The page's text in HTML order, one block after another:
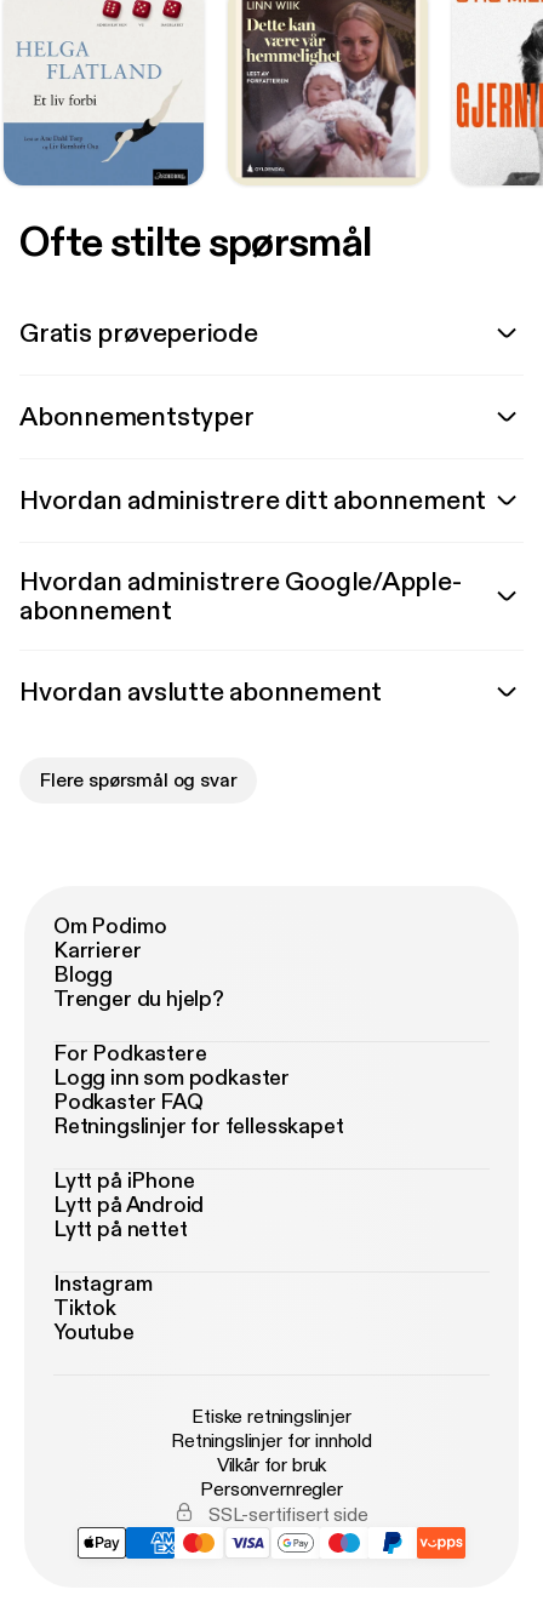
Ofte stilte spørsmål
Gratis prøveperiode
Abonnementstyper
Hvordan administrere ditt abonnement
Hvordan administrere Google/Apple-
abonnement
Hvordan avslutte abonnement
Flere spørsmål og svar
Om Podimo
Karrierer
Blogg
Trenger du hjelp?
For Podkastere
Logg inn som podkaster
Podkaster FAQ
Retningslinjer for fellesskapet
Lytt på iPhone
Lytt på Android
Lytt på nettet
Instagram
Tiktok
Youtube
Etiske retningslinjer
Retningslinjer for innhold
Vilkår for bruk
Personvernregler
SSL-sertifisert side